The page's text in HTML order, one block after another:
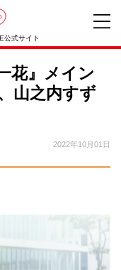
公式サイト
花』メイン
山之内すず
2022年10月01日